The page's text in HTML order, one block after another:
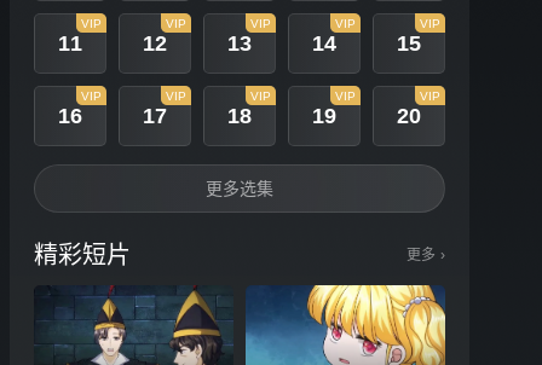
11
VIP
12
VIP
13
VIP
14
VIP
15
VIP
16
VIP
17
VIP
18
VIP
19
VIP
20
VIP
更多选集
精彩短片 更多 ›